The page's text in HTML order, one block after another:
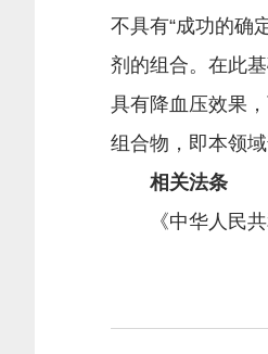
不具有“成功的确
剂的组合。在此
具有降血压效果
组合物，即本领
相关法条
《中华人民共和